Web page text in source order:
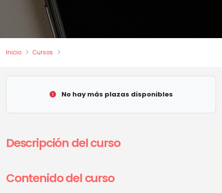
Inicio Cursos
No hay más plazas disponibles
Descripción del curso
Contenido del curso